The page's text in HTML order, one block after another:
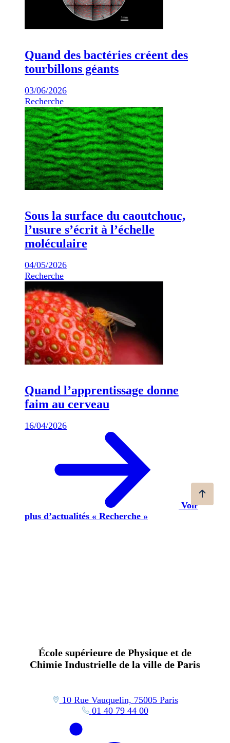
Quand des bactéries créent des
tourbillons géants
03/06/2026
Recherche
Sous la surface du caoutchouc,
l’usure s’écrit à l’échelle
moléculaire
04/05/2026
Recherche
Quand l’apprentissage donne
faim au cerveau
16/04/2026
Voir
plus d’actualités « Recherche »
École supérieure de Physique et de
Chimie Industrielle de la ville de Paris
10 Rue Vauquelin, 75005 Paris
01 40 79 44 00